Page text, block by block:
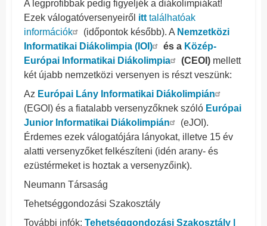
A legprofibbak pedig figyeljék a diákolimpiákat!
Ezek válogatóversenyeiről itt találhatóak
információk
(időpontok később). A Nemzetközi
Informatikai Diákolimpia (IOI)
és a Közép-
Európai Informatikai Diákolimpia
(CEOI) mellett
két újabb nemzetközi versenyen is részt veszünk:
Az Európai Lány Informatikai Diákolimpián
(EGOI) és a fiatalabb versenyzőknek szóló Európai
Junior Informatikai Diákolimpián
(eJOI).
Érdemes ezek válogatójára lányokat, illetve 15 év
alatti versenyzőket felkészíteni (idén arany- és
ezüstérmeket is hoztak a versenyzőink).
Neumann Társaság
Tehetséggondozási Szakosztály
További infók: Tehetséggondozási Szakosztály |